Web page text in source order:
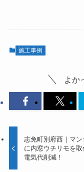
施工事例
よか
志免町別府西｜マン
に内窓ウチリモを取
電気代削減！